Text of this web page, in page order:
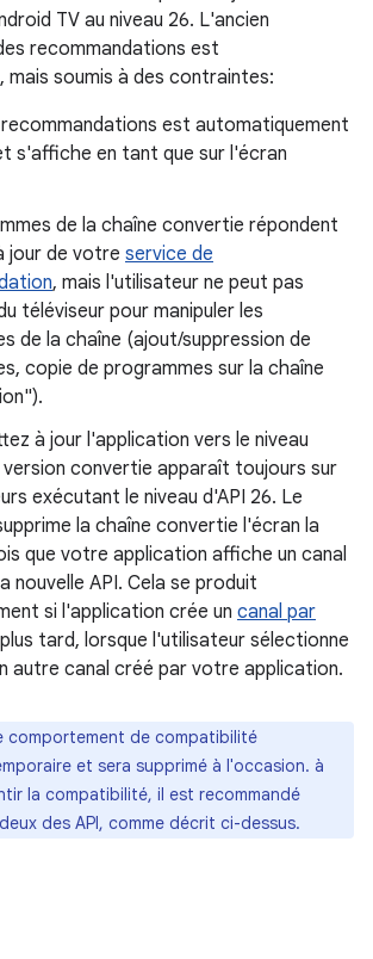
TV au niveau 26. L'ancien
recommandations est
soumis à des contraintes:
recommandations est automatiquement
s'affiche en tant que sur l'écran
de la chaîne convertie répondent
jour de votre service de
, mais l'utilisateur ne peut pas
téléviseur pour manipuler les
de la chaîne (ajout/suppression de
copie de programmes sur la chaîne
à jour l'application vers le niveau
version convertie apparaît toujours sur
exécutant le niveau d'API 26. Le
la chaîne convertie l'écran la
que votre application affiche un canal
nouvelle API. Cela se produit
si l'application crée un canal par
tard, lorsque l'utilisateur sélectionne
autre canal créé par votre application.
comportement de compatibilité
et sera supprimé à l'occasion. à
la compatibilité, il est recommandé
des API, comme décrit ci-dessus.